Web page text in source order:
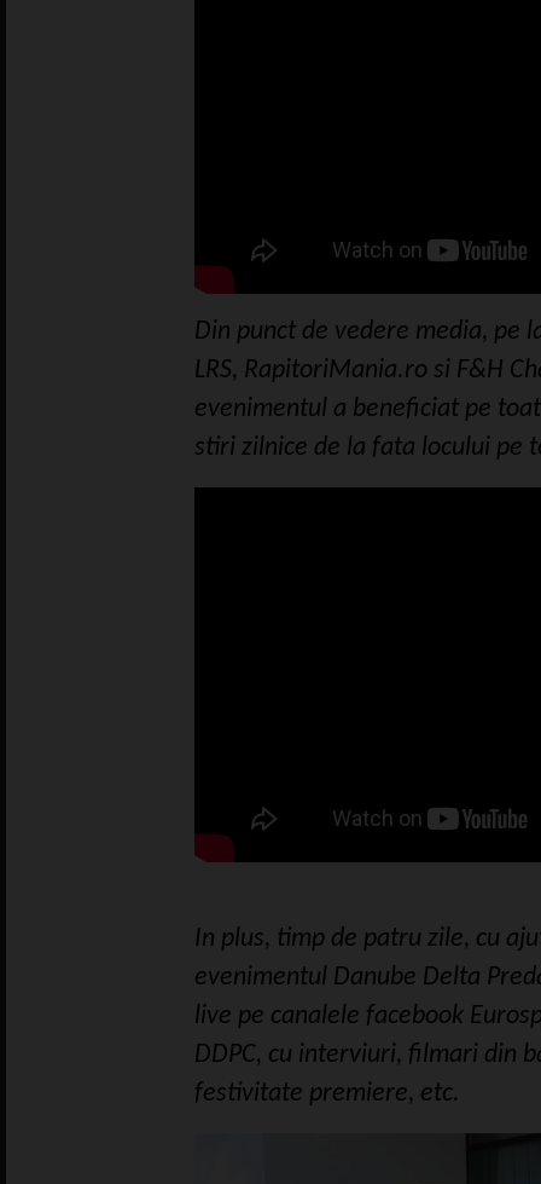
Din punct de vedere media, pe
LRS, RapitoriMania.ro si F&H
evenimentul a beneficiat pe
stiri zilnice de la fata locului pe
In plus, timp de patru zile, cu
evenimentul Danube Delta
live pe canalele facebook
DDPC, cu interviuri, filmari din
festivitate premiere, etc.